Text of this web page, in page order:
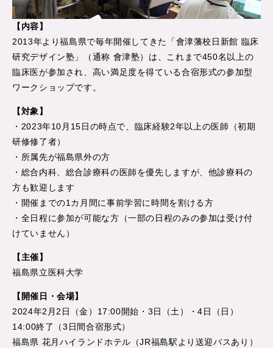
【内容】
2013年より福島県で毎年開催してきた「會津藩校日新館 臨床
研究デザイン塾」（通称 會津塾）は、これまで450名以上の
臨床医が参加され、高い満足度を得ている合宿形式の参加型
ワークショップです。
【対象】
・2023年10月15日の時点で、臨床経験2年以上の医師（初期
研修修了者）
・所属先が福島県外の方
・総合内科、総合診療科の医師を優先しますが、他診療科の
方も歓迎します
・開催までの1カ月間に事前学習に時間を割ける方
・全日程に参加が可能な方（一部の日程のみの参加は受け付
けていません）
【主催】
福島県立医科大学
【開催日・会場】
2024年2月2日（金）17:00開始・3日（土）・4日（日）
14:00終了（3日間合宿形式）
福島県 花月ハイランドホテル（JR福島駅より送迎バスあり）